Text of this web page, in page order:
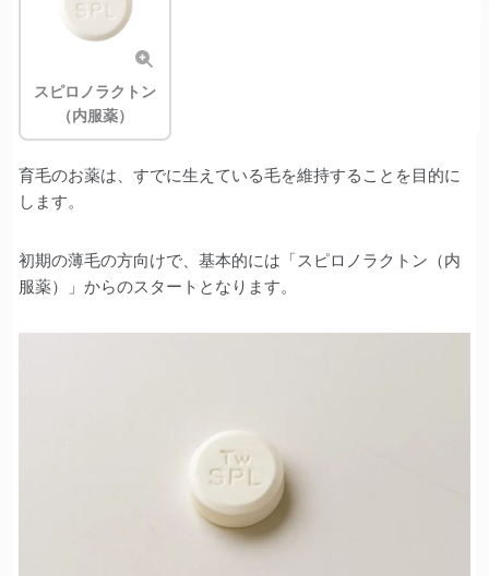
スピロノラクトン
（内服薬）
育毛のお薬は、すでに生えている毛を維持することを目的に
します。
初期の薄毛の方向けで、基本的には「スピロノラクトン（内
服薬）」からのスタートとなります。